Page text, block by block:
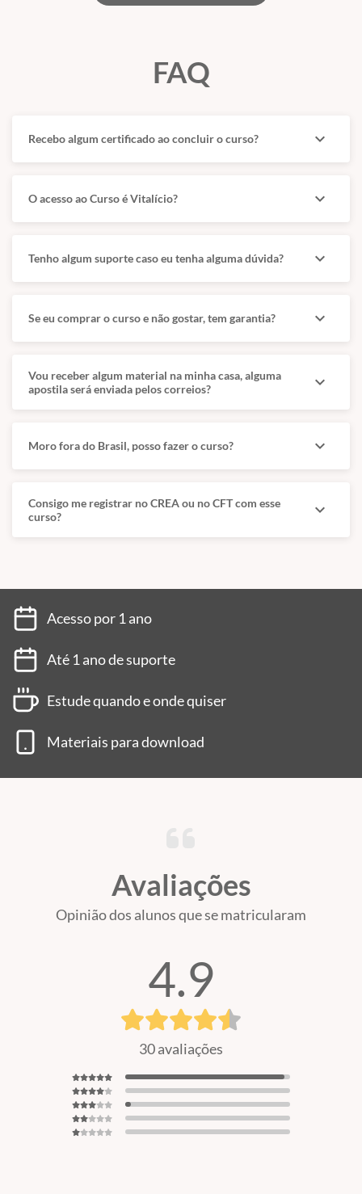
FAQ
Recebo algum certificado ao concluir o curso? expand_more
O acesso ao Curso é Vitalício? expand_more
Tenho algum suporte caso eu tenha alguma dúvida? expand_more
Se eu comprar o curso e não gostar, tem garantia? expand_more
Vou receber algum material na minha casa, alguma
apostila será enviada pelos correios?
expand_more
Moro fora do Brasil, posso fazer o curso? expand_more
Consigo me registrar no CREA ou no CFT com esse
curso?
expand_more
Acesso por 1 ano
Até 1 ano de suporte
Estude quando e onde quiser
Materiais para download
Avaliações
Opinião dos alunos que se matricularam
4.9
30 avaliações